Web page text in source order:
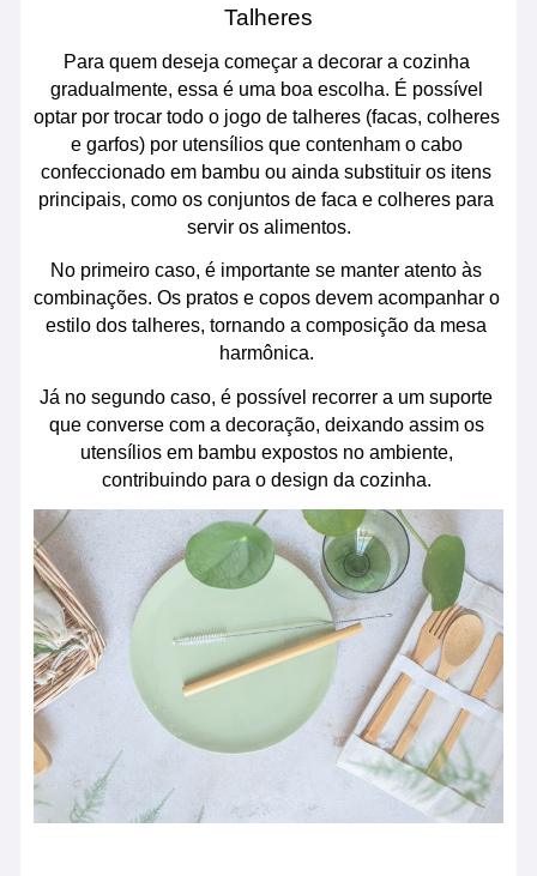
Talheres
Para quem deseja começar a decorar a cozinha
gradualmente, essa é uma boa escolha. É possível
optar por trocar todo o jogo de talheres (facas, colheres
e garfos) por utensílios que contenham o cabo
confeccionado em bambu ou ainda substituir os itens
principais, como os conjuntos de faca e colheres para
servir os alimentos.
No primeiro caso, é importante se manter atento às
combinações. Os pratos e copos devem acompanhar o
estilo dos talheres, tornando a composição da mesa
harmônica.
Já no segundo caso, é possível recorrer a um suporte
que converse com a decoração, deixando assim os
utensílios em bambu expostos no ambiente,
contribuindo para o design da cozinha.